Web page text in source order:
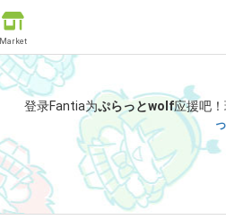
Market
登录Fantia为ぷらっとwolf应援吧！